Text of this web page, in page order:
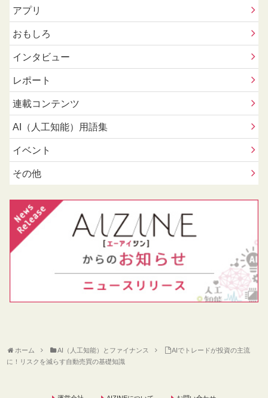
アプリ
おもしろ
インタビュー
レポート
連載コンテンツ
AI（人工知能）用語集
イベント
その他
ホーム AI（人工知能）とファイナンス
AIでトレードが投資の主流
に！リスクを減らす自動売買の基礎知識